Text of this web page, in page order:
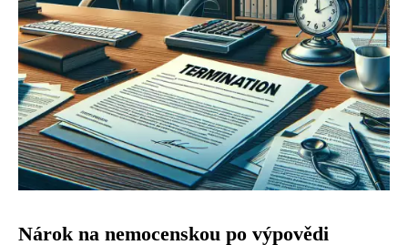
Nárok na nemocenskou po výpovědi